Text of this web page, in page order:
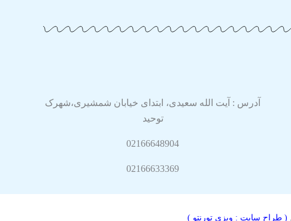
آدرس : آیت الله سعیدی، ابتدای خیابان شمشیری،شهرک
توحید
02166648904
02166633369
( طراح سایت : وبزی تورنتو )